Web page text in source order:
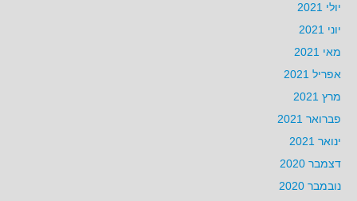
יולי 2021
יוני 2021
מאי 2021
אפריל 2021
מרץ 2021
פברואר 2021
ינואר 2021
דצמבר 2020
נובמבר 2020